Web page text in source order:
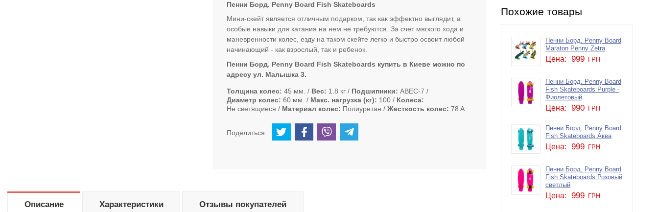
Пенни Борд. Penny Board Fish Skateboards
Мини-скейт является отличным подарком, так как эффектно выглядит, а
особые навыки для катания на нем не требуются. За счет мягкого хода и
маневренности колес, езду на таком скейте легко и быстро освоит любой
начинающий - как взрослый, так и ребенок.
Пенни Борд. Penny Board Fish Skateboards купить в Киеве можно по
адресу ул. Малышка 3.
Толщина колес 45 мм. Вес 1.8 кг Подшипники
ABEC-7
Диаметр колес 60 мм. Макс. нагрузка (кг) 100
Колеса
Не светящиеся
Материал колес Полиуретан Жесткость колес 78 A
Поделиться
Описание Характеристики Отзывы покупателей
Похожие товары
Пенни Борд. Penny Board
Maraton Penny Zetra
Цена: 999 ГРН
Пенни Борд. Penny Board
Fish Skateboards Purple -
Фиолетовый
Цена: 990 ГРН
Пенни Борд. Penny Board
Fish Skateboards Аква
Цена: 999 ГРН
Пенни Борд. Penny Board
Fish Skateboards Розовый
светлый
Цена: 999 ГРН